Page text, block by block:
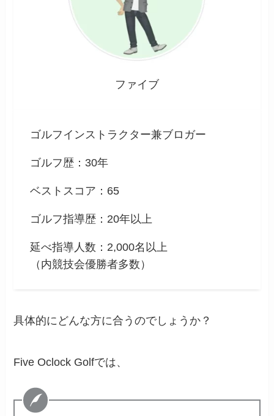
ファイブ
ゴルフインストラクター兼ブロガー
ゴルフ歴：30年
ベストスコア：65
ゴルフ指導歴：20年以上
延べ指導人数：2,000名以上
（内競技会優勝者多数）
具体的にどんな方に合うのでしょうか？
Five Oclock Golfでは、